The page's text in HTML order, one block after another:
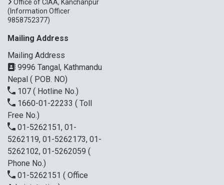
Office of CIAA, Kanchanpur
(Information Officer
9858752377)
Mailing Address
Mailing Address
9996 Tangal, Kathmandu
Nepal ( POB. NO)
107 ( Hotline No.)
1660-01-22233 ( Toll
Free No.)
01-5262151, 01-
5262119, 01-5262173, 01-
5262102, 01-5262059 (
Phone No.)
01-5262151 ( Office